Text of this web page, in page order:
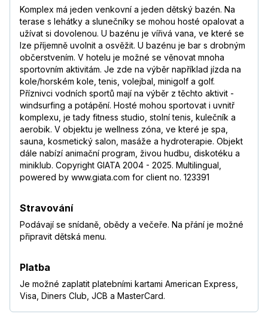
Komplex má jeden venkovní a jeden dětský bazén. Na
terase s lehátky a slunečníky se mohou hosté opalovat a
užívat si dovolenou. U bazénu je vířivá vana, ve které se
lze příjemně uvolnit a osvěžit. U bazénu je bar s drobným
občerstvením. V hotelu je možné se věnovat mnoha
sportovním aktivitám. Je zde na výběr například jízda na
kole/horském kole, tenis, volejbal, minigolf a golf.
Příznivci vodních sportů mají na výběr z těchto aktivit -
windsurfing a potápění. Hosté mohou sportovat i uvnitř
komplexu, je tady fitness studio, stolní tenis, kulečník a
aerobik. V objektu je wellness zóna, ve které je spa,
sauna, kosmetický salon, masáže a hydroterapie. Objekt
dále nabízí animační program, živou hudbu, diskotéku a
miniklub. Copyright GIATA 2004 - 2025. Multilingual,
powered by www.giata.com for client no. 123391
Stravování
Podávají se snídaně, obědy a večeře. Na přání je možné
připravit dětská menu.
Platba
Je možné zaplatit platebními kartami American Express,
Visa, Diners Club, JCB a MasterCard.